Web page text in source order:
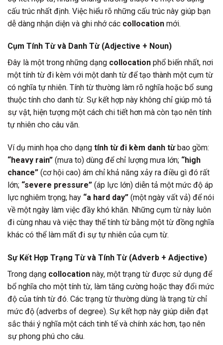
cấu trúc nhất định. Việc hiểu rõ những cấu trúc này giúp bạn
dễ dàng nhận diện và ghi nhớ các collocation mới.
Cụm Tính Từ và Danh Từ (Adjective + Noun)
Đây là một trong những dạng collocation phổ biến nhất, nơi
một tính từ đi kèm với một danh từ để tạo thành một cụm từ
có nghĩa tự nhiên. Tính từ thường làm rõ nghĩa hoặc bổ sung
thuộc tính cho danh từ. Sự kết hợp này không chỉ giúp mô tả
sự vật, hiện tượng một cách chi tiết hơn mà còn tạo nên tính
tự nhiên cho câu văn.
Ví dụ minh họa cho dạng tính từ đi kèm danh từbao gồm:
“heavy rain” (mưa to) dùng để chỉ lượng mưa lớn; “high
chance” (cơ hội cao) ám chỉ khả năng xảy ra điều gì đó rất
lớn; “severe pressure” (áp lực lớn) diễn tả một mức độ áp
lực nghiêm trọng; hay “a hard day” (một ngày vất vả) để nói
về một ngày làm việc đầy khó khăn. Những cụm từ này luôn
đi cùng nhau và việc thay thế tính từ bằng một từ đồng nghĩa
khác có thể làm mất đi sự tự nhiên của cụm từ.
Sự Kết Hợp Trạng Từ và Tính Từ (Adverb + Adjective)
Trong dạng collocation này, một trạng từ được sử dụng để
bổ nghĩa cho một tính từ, làm tăng cường hoặc thay đổi mức
độ của tính từ đó. Các trạng từ thường dùng là trạng từ chỉ
mức độ (adverbs of degree). Sự kết hợp này giúp diễn đạt
sắc thái ý nghĩa một cách tinh tế và chính xác hơn, tạo nên
sự phong phú cho câu.